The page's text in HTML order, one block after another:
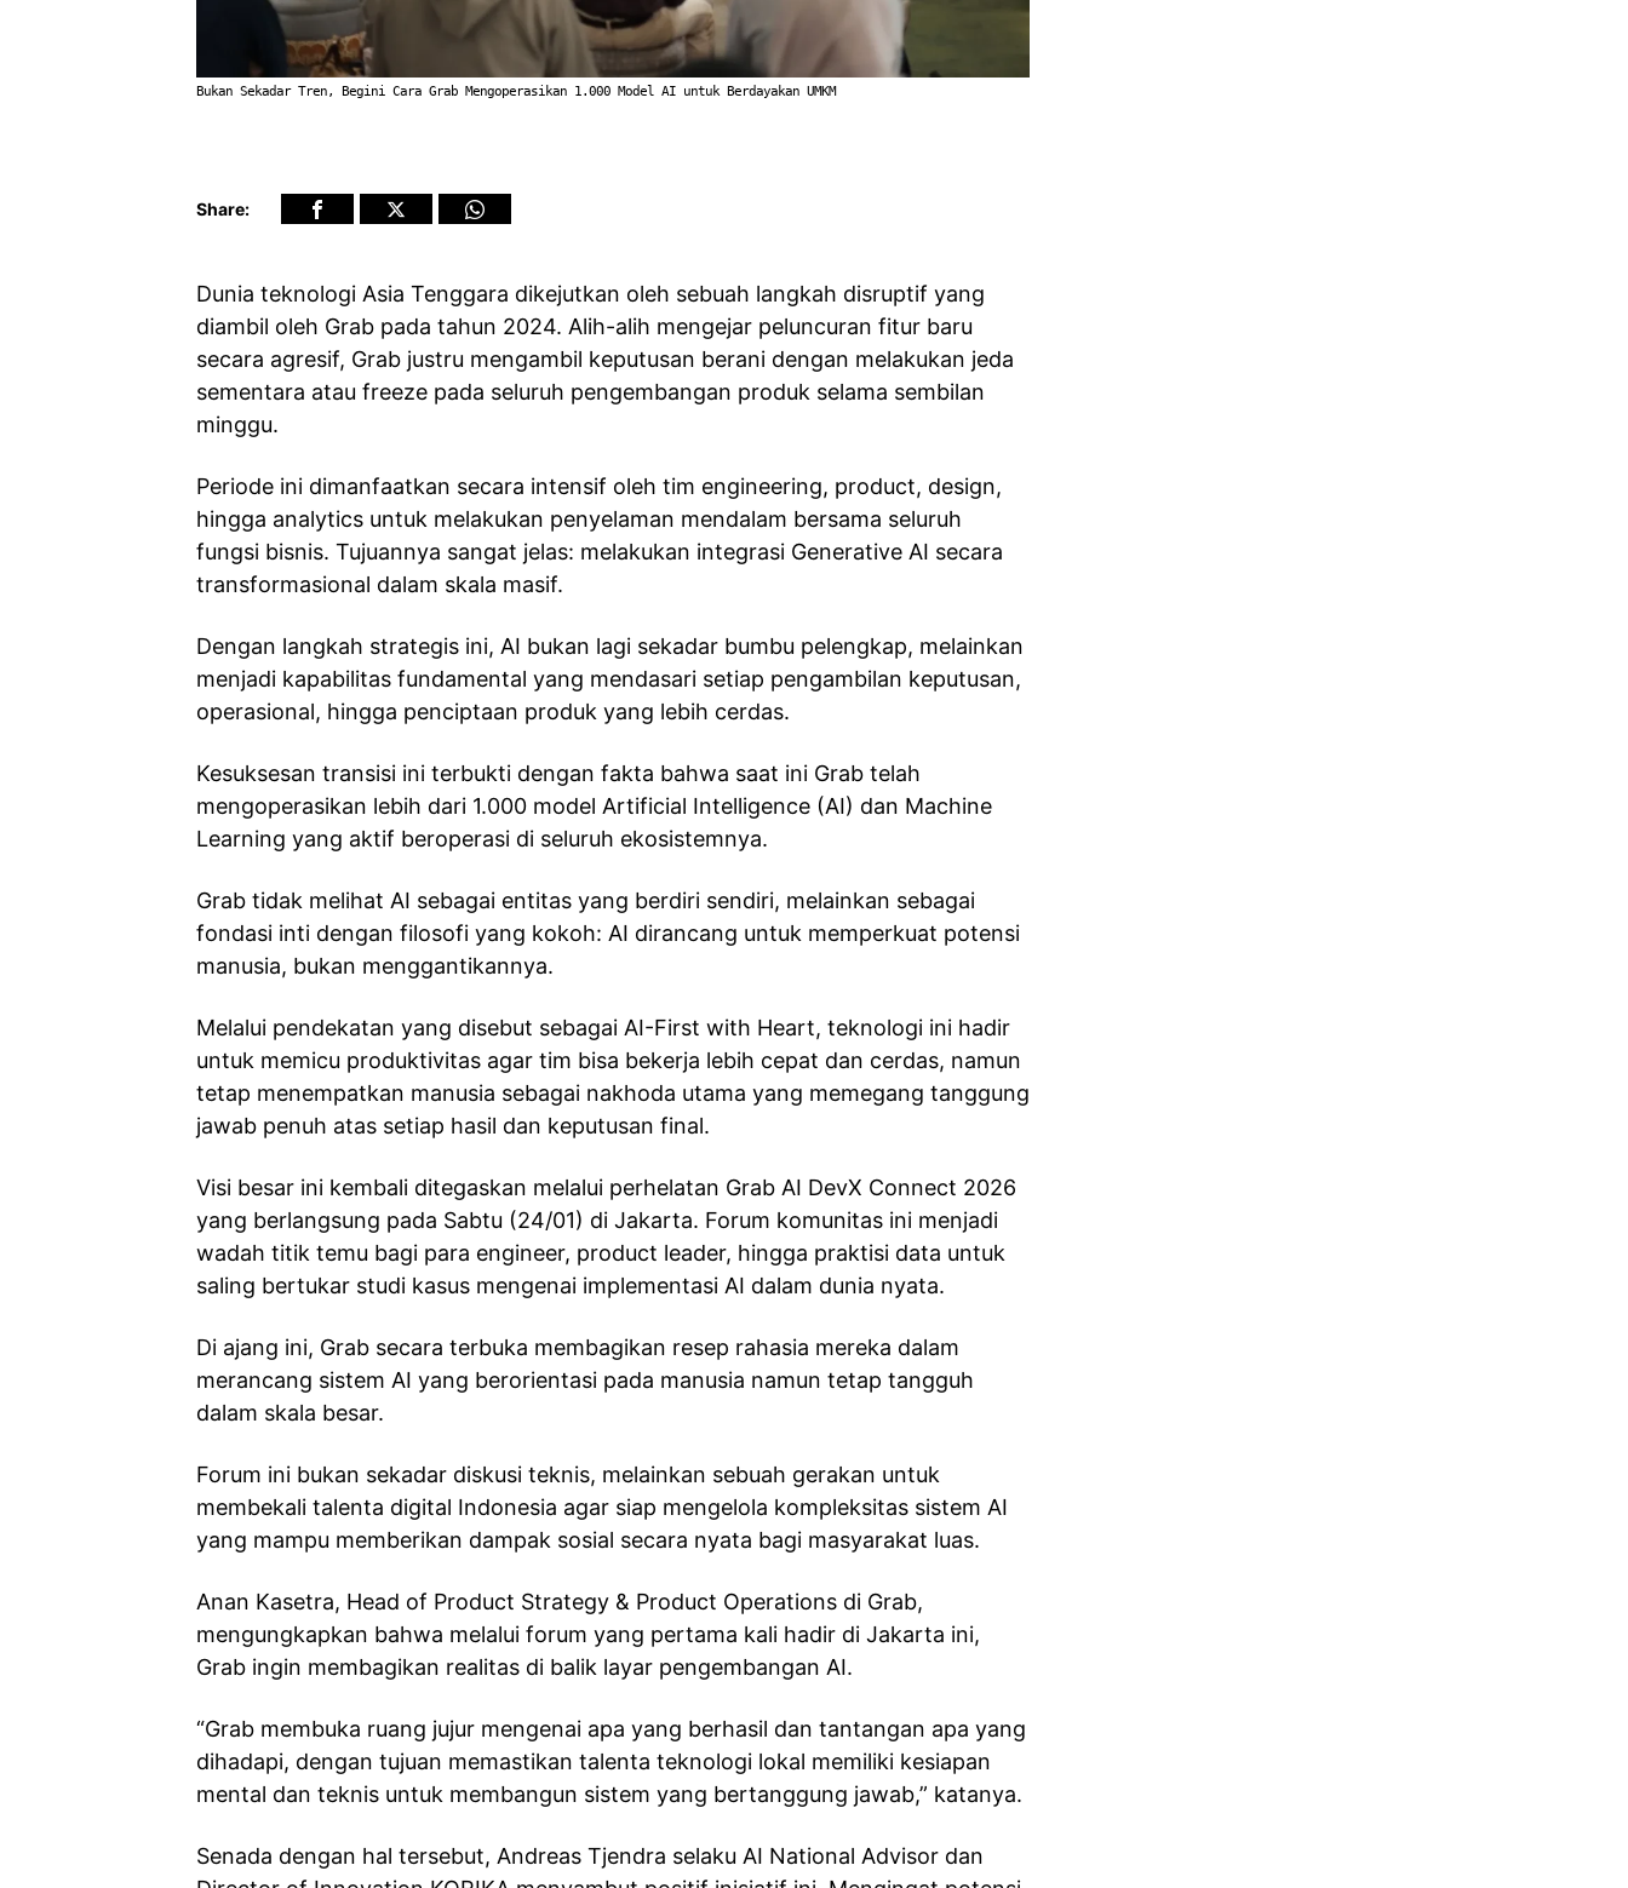
Bukan Sekadar Tren, Begini Cara Grab Mengoperasikan 1.000 Model AI untuk Berdayakan UMKM
Share:
Dunia teknologi Asia Tenggara dikejutkan oleh sebuah langkah disruptif yang
diambil oleh Grab pada tahun 2024. Alih-alih mengejar peluncuran fitur baru
secara agresif, Grab justru mengambil keputusan berani dengan melakukan jeda
sementara atau freeze pada seluruh pengembangan produk selama sembilan
minggu.
Periode ini dimanfaatkan secara intensif oleh tim engineering, product, design,
hingga analytics untuk melakukan penyelaman mendalam bersama seluruh
fungsi bisnis. Tujuannya sangat jelas: melakukan integrasi Generative AI secara
transformasional dalam skala masif.
Dengan langkah strategis ini, AI bukan lagi sekadar bumbu pelengkap, melainkan
menjadi kapabilitas fundamental yang mendasari setiap pengambilan keputusan,
operasional, hingga penciptaan produk yang lebih cerdas.
Kesuksesan transisi ini terbukti dengan fakta bahwa saat ini Grab telah
mengoperasikan lebih dari 1.000 model Artificial Intelligence (AI) dan Machine
Learning yang aktif beroperasi di seluruh ekosistemnya.
Grab tidak melihat AI sebagai entitas yang berdiri sendiri, melainkan sebagai
fondasi inti dengan filosofi yang kokoh: AI dirancang untuk memperkuat potensi
manusia, bukan menggantikannya.
Melalui pendekatan yang disebut sebagai AI-First with Heart, teknologi ini hadir
untuk memicu produktivitas agar tim bisa bekerja lebih cepat dan cerdas, namun
tetap menempatkan manusia sebagai nakhoda utama yang memegang tanggung
jawab penuh atas setiap hasil dan keputusan final.
Visi besar ini kembali ditegaskan melalui perhelatan Grab AI DevX Connect 2026
yang berlangsung pada Sabtu (24/01) di Jakarta. Forum komunitas ini menjadi
wadah titik temu bagi para engineer, product leader, hingga praktisi data untuk
saling bertukar studi kasus mengenai implementasi AI dalam dunia nyata.
Di ajang ini, Grab secara terbuka membagikan resep rahasia mereka dalam
merancang sistem AI yang berorientasi pada manusia namun tetap tangguh
dalam skala besar.
Forum ini bukan sekadar diskusi teknis, melainkan sebuah gerakan untuk
membekali talenta digital Indonesia agar siap mengelola kompleksitas sistem AI
yang mampu memberikan dampak sosial secara nyata bagi masyarakat luas.
Anan Kasetra, Head of Product Strategy & Product Operations di Grab,
mengungkapkan bahwa melalui forum yang pertama kali hadir di Jakarta ini,
Grab ingin membagikan realitas di balik layar pengembangan AI.
“Grab membuka ruang jujur mengenai apa yang berhasil dan tantangan apa yang
dihadapi, dengan tujuan memastikan talenta teknologi lokal memiliki kesiapan
mental dan teknis untuk membangun sistem yang bertanggung jawab,” katanya.
Senada dengan hal tersebut, Andreas Tjendra selaku AI National Advisor dan